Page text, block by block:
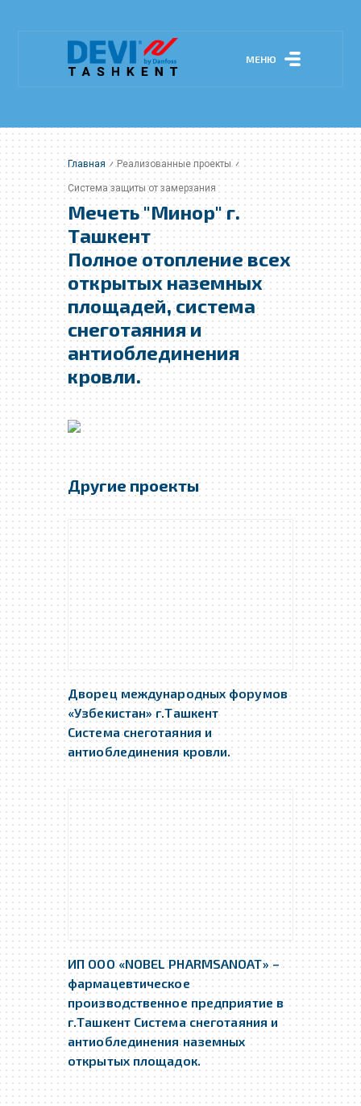
МЕНЮ
Главная Реализованные проекты
Система защиты от замерзания
Мечеть "Минор" г.
Ташкент
Полное отопление всех
открытых наземных
площадей, система
снеготаяния и
антиоблединения
кровли.
Другие проекты
Дворец международных форумов
«Узбекистан» г.Ташкент
Система снеготаяния и
антиоблединения кровли.
ИП ООО «NOBEL PHARMSANOAT» –
фармацевтическое
производственное предприятие в
г.Ташкент Система снеготаяния и
антиоблединения наземных
открытых площадок.